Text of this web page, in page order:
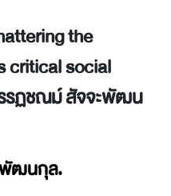
the
critical social
รฏชณม์ สัจจะพัฒน
ฒนกุล.